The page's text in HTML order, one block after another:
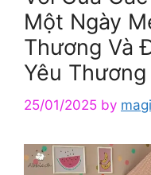
Một Ngày
Thương Và
Yêu Thương
25/01/2025 by